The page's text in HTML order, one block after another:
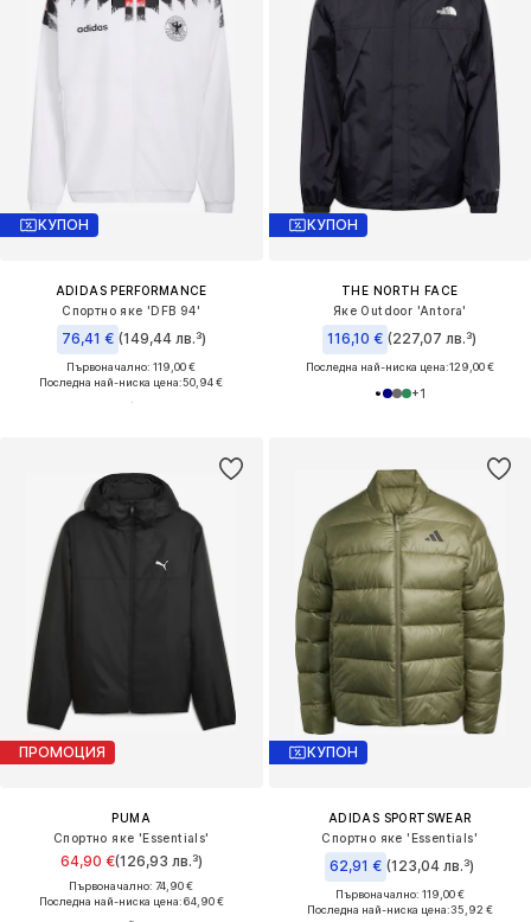
КУПОН
ADIDAS PERFORMANCE
Спортно яке 'DFB 94'
76,41 € (149,44 лв.³)
Първоначално: 119,00 €
Последна най-ниска цена:50,94 €
КУПОН
THE NORTH FACE
Яке Outdoor 'Antora'
116,10 € (227,07 лв.³)
Последна най-ниска цена:129,00 €
+1
ПРОМОЦИЯ
PUMA
Спортно яке 'Essentials'
64,90 €(126,93 лв.³)
Първоначално: 74,90 €
Последна най-ниска цена:64,90 €
КУПОН
ADIDAS SPORTSWEAR
Спортно яке 'Essentials'
62,91 € (123,04 лв.³)
Първоначално: 119,00 €
Последна най-ниска цена:35,92 €